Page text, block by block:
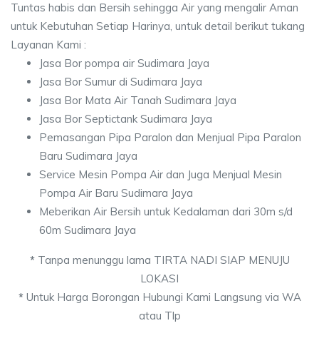
Tuntas habis dan Bersih sehingga Air yang mengalir Aman
untuk Kebutuhan Setiap Harinya, untuk detail berikut tukang
Layanan Kami :
Jasa Bor pompa air Sudimara Jaya
Jasa Bor Sumur di Sudimara Jaya
Jasa Bor Mata Air Tanah Sudimara Jaya
Jasa Bor Septictank Sudimara Jaya
Pemasangan Pipa Paralon dan Menjual Pipa Paralon
Baru Sudimara Jaya
Service Mesin Pompa Air dan Juga Menjual Mesin
Pompa Air Baru Sudimara Jaya
Meberikan Air Bersih untuk Kedalaman dari 30m s/d
60m Sudimara Jaya
*Tanpa menunggu lama TIRTA NADI SIAP MENUJU
LOKASI
*Untuk Harga Borongan Hubungi Kami Langsung via WA
atau Tlp